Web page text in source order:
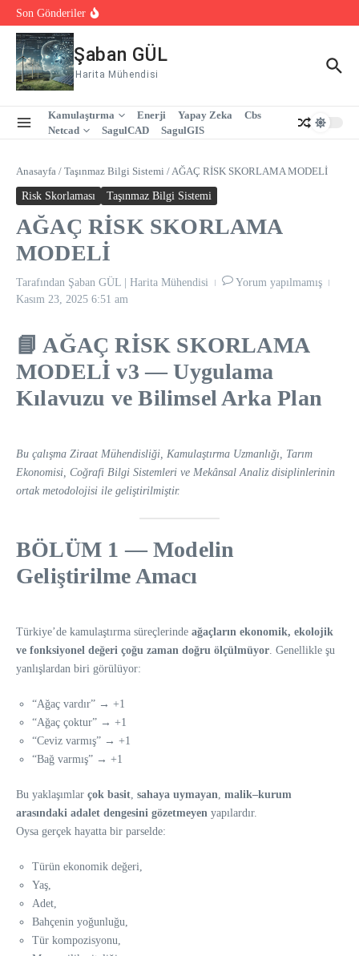
İçeriğe atla
Son Gönderiler
SagulGIS
Şaban GÜL
Harita Mühendisi
Kamulaştırma Enerji Yapay Zeka
Cbs
Netcad
SagulCAD SagulGIS
Anasayfa / Taşınmaz Bilgi Sistemi /AĞAÇ RİSK SKORLAMA MODELİ
Risk Skorlaması Taşınmaz Bilgi Sistemi
AĞAÇ RİSK SKORLAMA
MODELİ
Tarafından Şaban GÜL | Harita Mühendisi
Yorum yapılmamış
Kasım 23, 2025 6:51 am
📘 AĞAÇ RİSK SKORLAMA
MODELİ v3 — Uygulama
Kılavuzu ve Bilimsel Arka Plan
Bu çalışma Ziraat Mühendisliği, Kamulaştırma Uzmanlığı, Tarım
Ekonomisi, Coğrafi Bilgi Sistemleri ve Mekânsal Analiz disiplinlerinin
ortak metodolojisi ile geliştirilmiştir.
BÖLÜM 1 — Modelin
Geliştirilme Amacı
Türkiye’de kamulaştırma süreçlerinde ağaçların ekonomik, ekolojik
ve fonksiyonel değeri çoğu zaman doğru ölçülmüyor. Genellikle şu
yanlışlardan biri görülüyor:
“Ağaç vardır” → +1
“Ağaç çoktur” → +1
“Ceviz varmış” → +1
“Bağ varmış” → +1
Bu yaklaşımlar çok basit, sahaya uymayan, malik–kurum
arasındaki adalet dengesini gözetmeyen yapılardır.
Oysa gerçek hayatta bir parselde:
Türün ekonomik değeri,
Yaş,
Adet,
Bahçenin yoğunluğu,
Tür kompozisyonu,